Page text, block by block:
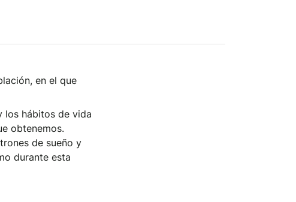
en el que
los hábitos de vida
obtenemos.
de sueño y
durante esta